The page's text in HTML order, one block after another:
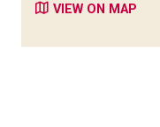
VIEW ON MAP